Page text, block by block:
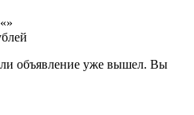
»
объявление уже вышел. Вы